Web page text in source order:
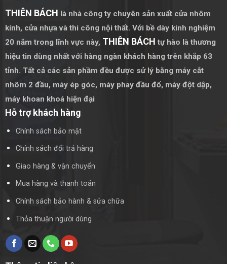
Vật Liệu Chất Lượng
Cửa nhôm Kogen được sản xuất từ nhôm cao cấp, đảm bảo
độ bền và tuổi thọ cao. Vật liệu nhôm không chỉ nhẹ mà còn
có khả năng chống ăn mòn và chịu được điều kiện thời tiết
khắc nghiệt.
Cấu Trúc Vững Chắc
Cấu trúc cửa được thiết kế vững chắc với các khớp nối và
bản lề chất lượng, đảm bảo hoạt động mở quay mượt mà và
ổn định. Điều này giúp cửa nhôm Kogen có thể chịu được
sức gió và các lực tác động mạnh từ bên ngoài.
Thiết Kế Hiện Đại
Cửa nhôm Kogen có thiết kế hiện đại, tối giản nhưng không
hợp hài hòa giữa các thành phần, cửa nhôm Kogen trở thành
điểm nhấn thẩm mỹ cho không gian sống.
Quá Trình Lắp Đặt Cửa Đi Mở Quay Nhôm
Kogen
THIÊN BÁCH là nhà công ty chuyên sản xuất cửa nhôm
kính, cửa nhựa và thi công nội thất. Với bề dày kinh nghiệm
20 năm trong lĩnh vực này, THIÊN BÁCH tự hào là thương
hiệu tin dùng nhất với hàng ngàn khách hàng trên khắp 63
tỉnh. Tất cả các sản phầm đều được sử lý bằng máy cắt
nhôm 2 đầu, máy ép góc, máy phay đầu đố, máy đột dập,
máy khoan khoá hiện đại
Hỗ trợ khách hàng
Chính sách bảo mật
Chính sách đổi trả hàng
Giao hàng & vận chuyển
Mua hàng và thanh toán
Chính sách bảo hành & sửa chữa
Thỏa thuận người dùng